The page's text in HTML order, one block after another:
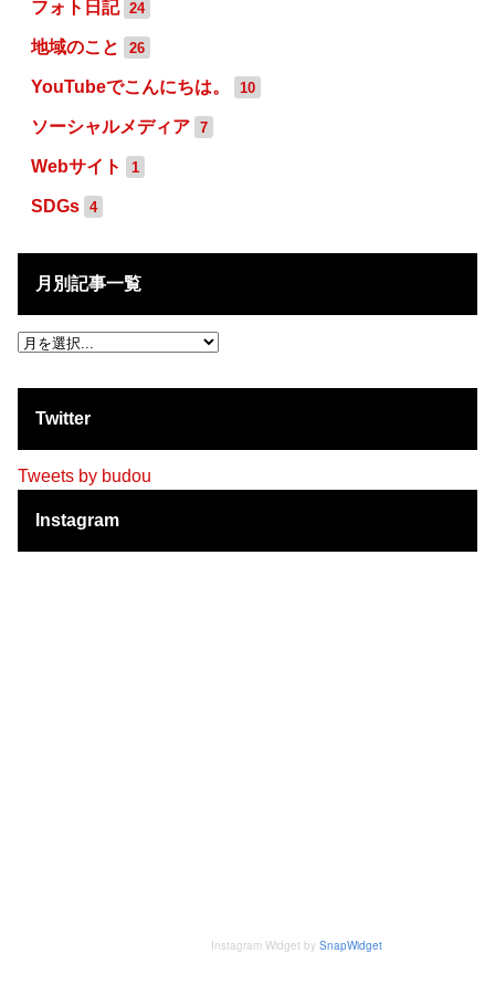
フォト日記 24
地域のこと 26
YouTubeでこんにちは。 10
ソーシャルメディア 7
Webサイト 1
SDGs 4
月別記事一覧
Twitter
Tweets by budou
Instagram
Instagram Widget by SnapWidget